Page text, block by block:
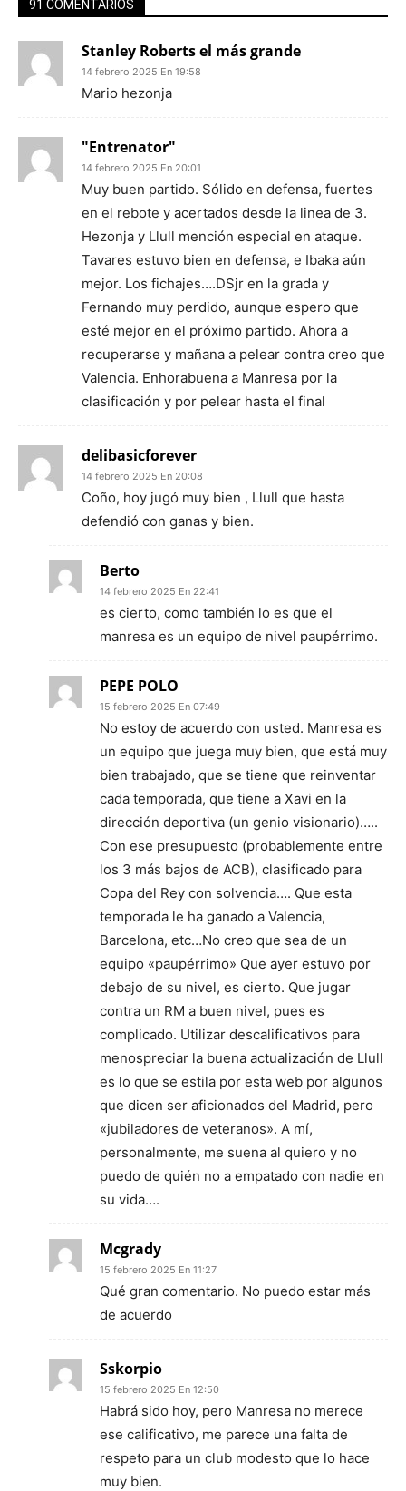
91 COMENTARIOS
Stanley Roberts el más grande
14 febrero 2025 En 19:58
Mario hezonja
"Entrenator"
14 febrero 2025 En 20:01
Muy buen partido. Sólido en defensa, fuertes
en el rebote y acertados desde la linea de 3.
Hezonja y Llull mención especial en ataque.
Tavares estuvo bien en defensa, e Ibaka aún
mejor. Los fichajes….DSjr en la grada y
Fernando muy perdido, aunque espero que
esté mejor en el próximo partido. Ahora a
recuperarse y mañana a pelear contra creo que
Valencia. Enhorabuena a Manresa por la
clasificación y por pelear hasta el final
delibasicforever
14 febrero 2025 En 20:08
Coño, hoy jugó muy bien , Llull que hasta
defendió con ganas y bien.
Berto
14 febrero 2025 En 22:41
es cierto, como también lo es que el
manresa es un equipo de nivel paupérrimo.
PEPE POLO
15 febrero 2025 En 07:49
No estoy de acuerdo con usted. Manresa es
un equipo que juega muy bien, que está muy
bien trabajado, que se tiene que reinventar
cada temporada, que tiene a Xavi en la
dirección deportiva (un genio visionario)…..
Con ese presupuesto (probablemente entre
los 3 más bajos de ACB), clasificado para
Copa del Rey con solvencia…. Que esta
temporada le ha ganado a Valencia,
Barcelona, etc…No creo que sea de un
equipo «paupérrimo» Que ayer estuvo por
debajo de su nivel, es cierto. Que jugar
contra un RM a buen nivel, pues es
complicado. Utilizar descalificativos para
menospreciar la buena actualización de Llull
es lo que se estila por esta web por algunos
que dicen ser aficionados del Madrid, pero
«jubiladores de veteranos». A mí,
personalmente, me suena al quiero y no
puedo de quién no a empatado con nadie en
su vida….
Mcgrady
15 febrero 2025 En 11:27
Qué gran comentario. No puedo estar más
de acuerdo
Sskorpio
15 febrero 2025 En 12:50
Habrá sido hoy, pero Manresa no merece
ese calificativo, me parece una falta de
respeto para un club modesto que lo hace
muy bien.